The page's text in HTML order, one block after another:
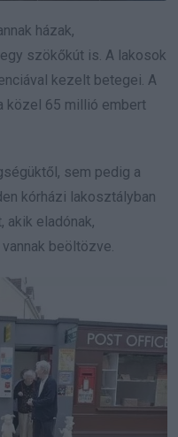
házak,
szökőkút is. A lakosok
kezelt betegei. A
közel 65 millió embert
sem pedig a
kórházi lakosztályban
akik eladónak,
beöltözve.